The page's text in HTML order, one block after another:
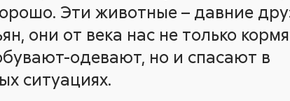
теги
Эти животные – давние
они от века нас не только
одевают, но и спасают в
ситуациях.